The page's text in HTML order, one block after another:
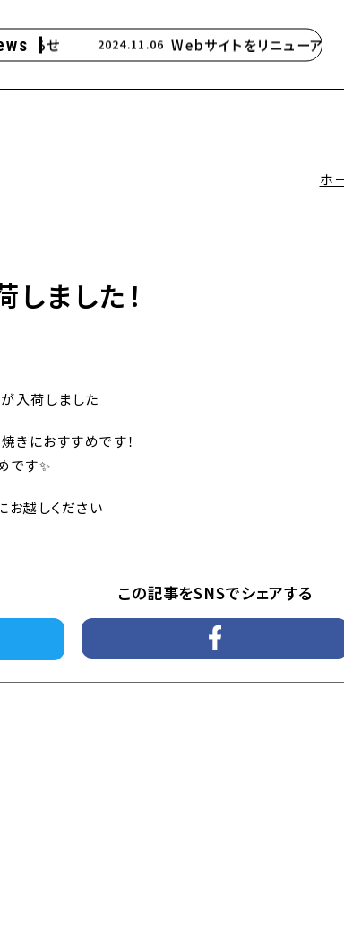
知らせ 2024.11.06 Webサイトをリニューアル
ホ
ました！
が入荷しました
きにおすすめです！
です✨
お越しください
この記事をSNSでシェアする